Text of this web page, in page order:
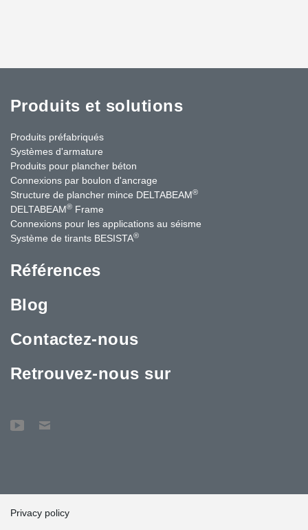
Produits et solutions
Produits préfabriqués
Systèmes d'armature
Produits pour plancher béton
Connexions par boulon d'ancrage
Structure de plancher mince DELTABEAM®
DELTABEAM® Frame
Connexions pour les applications au séisme
Système de tirants BESISTA®
Références
Blog
Contactez-nous
Retrouvez-nous sur
Privacy policy